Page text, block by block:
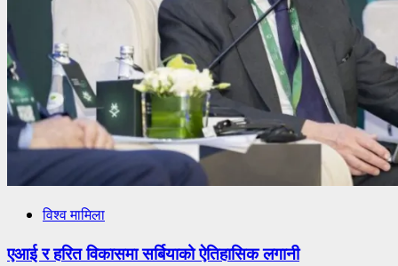
विश्व मामिला
एआई र हरित विकासमा सर्बियाको ऐतिहासिक लगानी